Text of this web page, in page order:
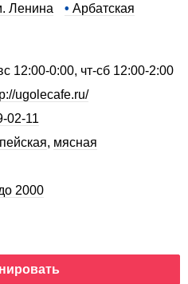
Ленина • Арбатская
12:00-0:00, чт-сб 12:00-2:00
ugolecafe.ru/
02-11
, мясная
2000